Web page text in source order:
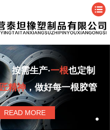
按需生产·一根也定制
精神，做好每一根胶管
READ MORE